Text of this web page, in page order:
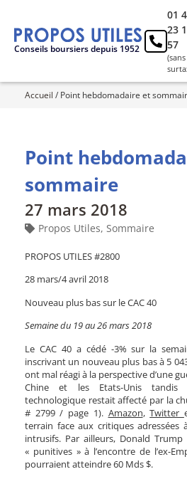
Conseils boursiers depuis 1952
01
23
57
(sans
Accueil / Point hebdomadaire et
Point
sommaire
27 mars 2018
Propos Utiles, Sommaire
PROPOS UTILES #2800
28 mars/4 avril 2018
Nouveau plus bas sur le CAC 40
Semaine du 19 au 26 mars 2018
Le CAC 40 a cédé -3% sur la
inscrivant un nouveau plus bas à 5
ont mal réagi à la perspective d’une
Chine et les Etats-Unis tandis
technologique restait affecté par la
# 2799 / page 1). Amazon,Twitter
terrain face aux critiques adressées
intrusifs. Par ailleurs, Donald
« punitives » à l’encontre de l’ex-
pourraient atteindre 60 Mds $.